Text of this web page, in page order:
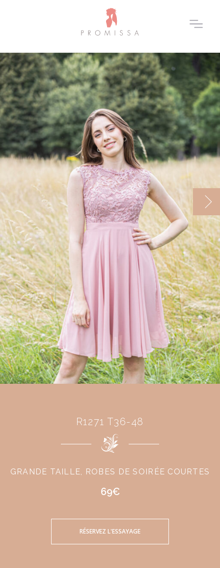
R1271 T36-48
GRANDE TAILLE, ROBES DE SOIRÉE COURTES
69€
RÉSERVEZ L'ESSAYAGE